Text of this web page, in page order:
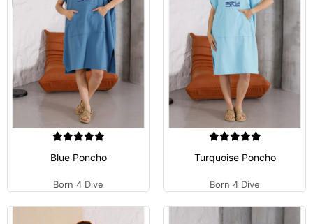
Blue Poncho
Born 4 Dive
Turquoise Poncho
Born 4 Dive